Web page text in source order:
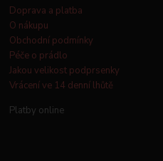
Doprava a platba
O nákupu
Obchodní podmínky
Péče o prádlo
Jakou velikost podprsenky
Vrácení ve 14 denní lhůtě
Platby online